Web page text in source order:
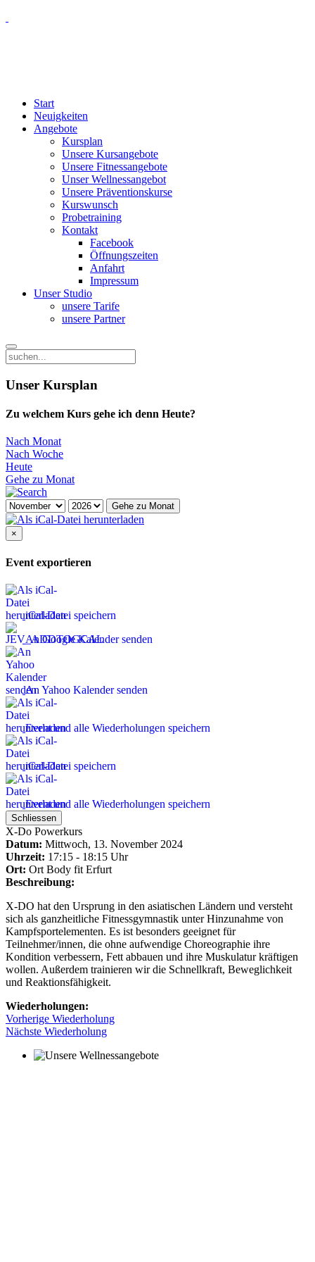
Start
Neuigkeiten
Angebote
Kursplan
Unsere Kursangebote
Unsere Fitnessangebote
Unser Wellnessangebot
Unsere Präventionskurse
Kurswunsch
Probetraining
Kontakt
Facebook
Öffnungszeiten
Anfahrt
Impressum
Unser Studio
unsere Tarife
unsere Partner
Unser Kursplan
Zu welchem Kurs gehe ich denn Heute?
Nach Monat
Nach Woche
Heute
Gehe zu Monat
Gehe zu Monat
×
Event exportieren
iCal-Datei speichern
An Google Kalender senden
An Yahoo Kalender senden
Event und alle Wiederholungen speichern
iCal-Datei speichern
Event und alle Wiederholungen speichern
Schliessen
X-Do Powerkurs
Datum: Mittwoch, 13. November 2024
Uhrzeit: 17:15 - 18:15 Uhr
Ort: Ort Body fit Erfurt
Beschreibung:
X-DO hat den Ursprung in den asiatischen Ländern und versteht
sich als ganzheitliche Fitnessgymnastik unter Hinzunahme von
Kampfsportelementen. Es ist besonders geeignet für
Teilnehmer/innen, die ohne aufwendige Choreographie ihre
Kondition verbessern, Fett abbauen und ihre Muskulatur kräftigen
wollen. Außerdem trainieren wir die Schnellkraft, Beweglichkeit
und Reaktionsfähigkeit.
Wiederholungen:
Vorherige Wiederholung
Nächste Wiederholung